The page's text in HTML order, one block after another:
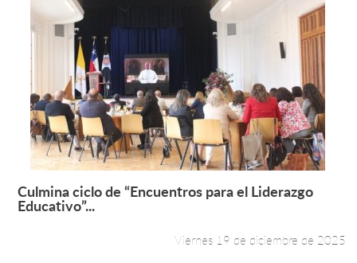
Leer más +
Culmina ciclo de “Encuentros para el Liderazgo
Educativo”...
Viernes 19 de diciembre de 2025